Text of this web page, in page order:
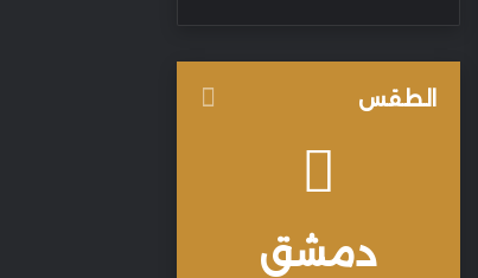
الطقس
دمشق